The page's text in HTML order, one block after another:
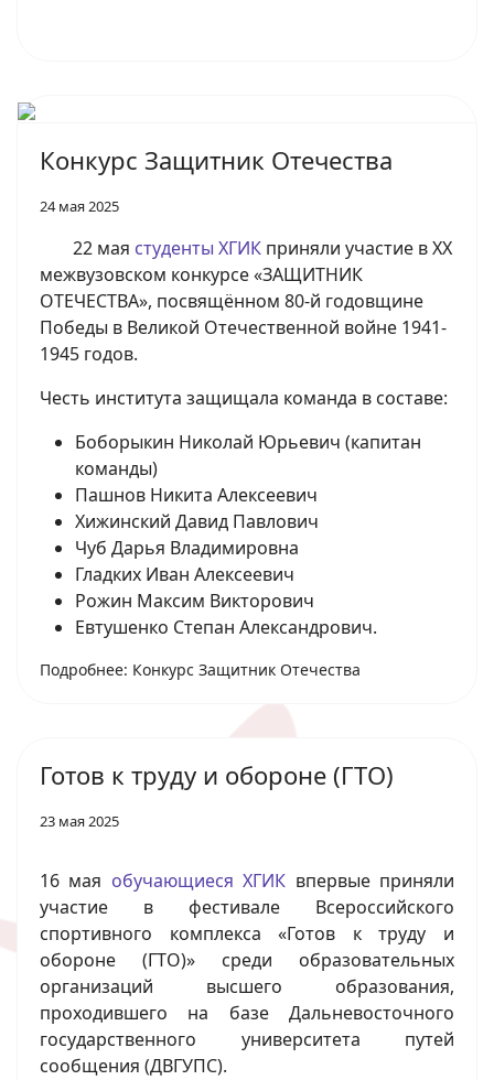
Конкурс Защитник Отечества
24 мая 2025
22 мая студенты ХГИК приняли участие в XX
межвузовском конкурсе «ЗАЩИТНИК
ОТЕЧЕСТВА», посвящённом 80-й годовщине
Победы в Великой Отечественной войне 1941-
1945 годов.
Честь института защищала команда в составе:
Боборыкин Николай Юрьевич (капитан
команды)
Пашнов Никита Алексеевич
Хижинский Давид Павлович
Чуб Дарья Владимировна
Гладких Иван Алексеевич
Рожин Максим Викторович
Евтушенко Степан Александрович.
Подробнее: Конкурс Защитник Отечества
Готов к труду и обороне (ГТО)
23 мая 2025
16 мая обучающиеся ХГИК впервые приняли
участие в фестивале Всероссийского
спортивного комплекса «Готов к труду и
обороне (ГТО)» среди образовательных
организаций высшего образования,
проходившего на базе Дальневосточного
государственного университета путей
сообщения (ДВГУПС).